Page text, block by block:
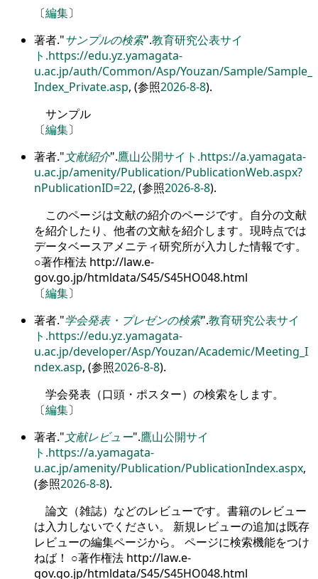
〔編集〕
著者. サンプルの検索 .教育研究公表サイ
ト.https://edu.yz.yamagata-
u.ac.jp/auth/Common/Asp/Youzan/Sample/Sample_
Index_Private.asp, (参照2026-8-8).
サンプル
〔編集〕
著者. 文献紹介 .鷹山公開サイト.https://a.yamagata-
u.ac.jp/amenity/Publication/PublicationWeb.aspx?
nPublicationID=22, (参照2026-8-8).
このページは文献の紹介のページです。自分の文献
を紹介したり、他者の文献を紹介します。現時点では
データベースアメニティ研究所が入力した情報です。
○著作権法 http://law.e-
gov.go.jp/htmldata/S45/S45HO048.html
〔編集〕
著者. 学会発表・プレゼンの検索 .教育研究公表サイ
ト.https://edu.yz.yamagata-
u.ac.jp/developer/Asp/Youzan/Academic/Meeting_I
ndex.asp, (参照2026-8-8).
学会発表（口頭・ポスター）の検索をします。
〔編集〕
著者. 文献レビュー .鷹山公開サイ
ト.https://a.yamagata-
u.ac.jp/amenity/Publication/PublicationIndex.aspx,
(参照2026-8-8).
論文（雑誌）などのレビューです。書籍のレビュー
は入力しないでください。 新規レビューの追加は既存
レビューの編集ページから。 ページに検索機能をつけ
ねば！ ○著作権法 http://law.e-
gov.go.jp/htmldata/S45/S45HO048.html